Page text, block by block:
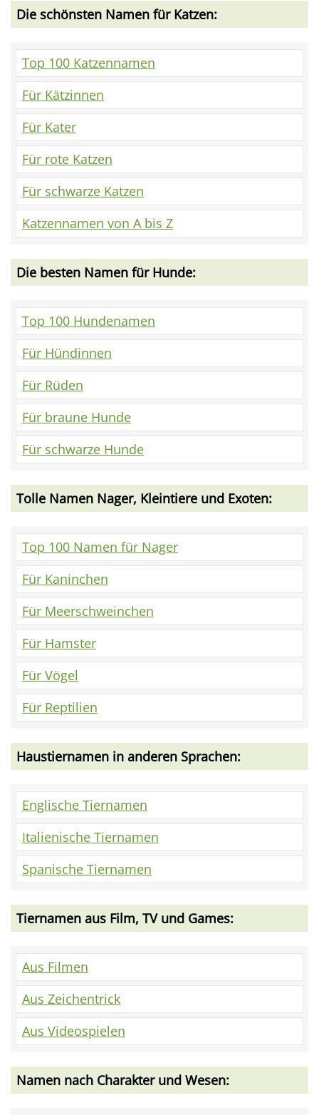
Die schönsten Namen für Katzen:
Top 100 Katzennamen
Für Kätzinnen
Für Kater
Für rote Katzen
Für schwarze Katzen
Katzennamen von A bis Z
Die besten Namen für Hunde:
Top 100 Hundenamen
Für Hündinnen
Für Rüden
Für braune Hunde
Für schwarze Hunde
Tolle Namen Nager, Kleintiere und Exoten:
Top 100 Namen für Nager
Für Kaninchen
Für Meerschweinchen
Für Hamster
Für Vögel
Für Reptilien
Haustiernamen in anderen Sprachen:
Englische Tiernamen
Italienische Tiernamen
Spanische Tiernamen
Tiernamen aus Film, TV und Games:
Aus Filmen
Aus Zeichentrick
Aus Videospielen
Namen nach Charakter und Wesen: